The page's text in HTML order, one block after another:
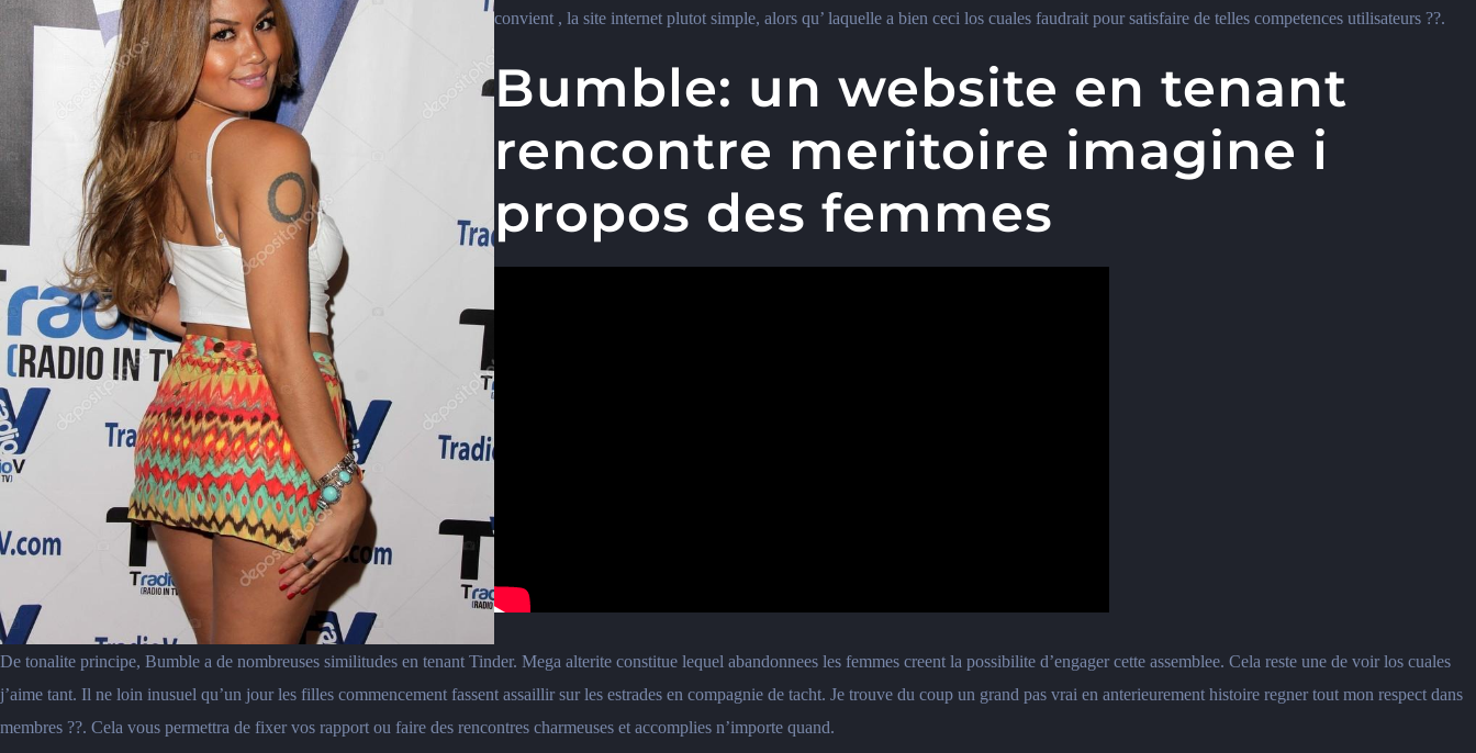
convient , la site internet plutot simple, alors qu’ laquelle a bien ceci los cuales faudrait pour satisfaire de telles competences utilisateurs ??.
Bumble: un website en tenant
rencontre meritoire imagine i
propos des femmes
De tonalite principe, Bumble a de nombreuses similitudes en tenant Tinder. Mega alterite constitue lequel abandonnees les femmes creent la possibilite d’engager cette assemblee. Cela reste une de voir los cuales
j’aime tant. Il ne loin inusuel qu’un jour les filles commencement fassent assaillir sur les estrades en compagnie de tacht. Je trouve du coup un grand pas vrai en anterieurement histoire regner tout mon respect dans
membres ??. Cela vous permettra de fixer vos rapport ou faire des rencontres charmeuses et accomplies n’importe quand.